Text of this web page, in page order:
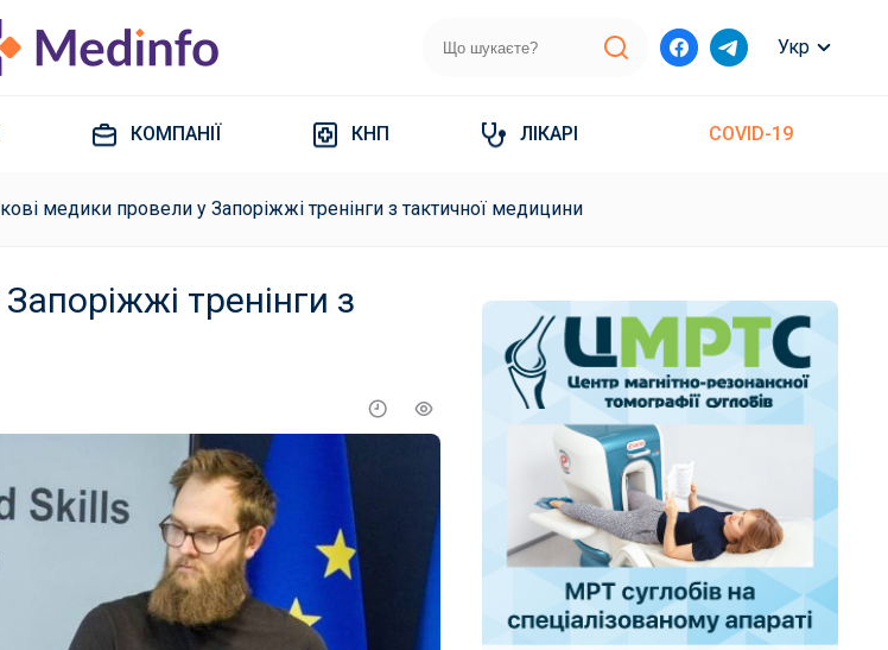
Укр
КОМПАНІЇ КНП ЛІКАРІ COVID-19
медики провели у Запоріжжі тренінги з тактичної медицини
тренінги з